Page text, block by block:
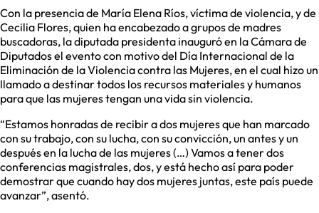
Con la presencia de María Elena Ríos, víctima de violencia, y de
Cecilia Flores, quien ha encabezado a grupos de madres
buscadoras, la diputada presidenta inauguró en la Cámara de
Diputados el evento con motivo del Día Internacional de la
Eliminación de la Violencia contra las Mujeres, en el cual hizo un
llamado a destinar todos los recursos materiales y humanos
para que las mujeres tengan una vida sin violencia.
“Estamos honradas de recibir a dos mujeres que han marcado
con su trabajo, con su lucha, con su convicción, un antes y un
después en la lucha de las mujeres (…) Vamos a tener dos
conferencias magistrales, dos, y está hecho así para poder
demostrar que cuando hay dos mujeres juntas, este país puede
avanzar”, asentó.